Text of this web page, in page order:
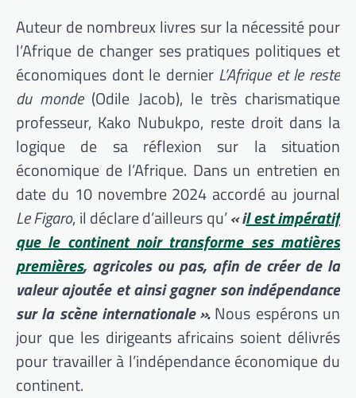
Auteur de nombreux livres sur la nécessité pour
l’Afrique de changer ses pratiques politiques et
économiques dont le dernier L’Afrique et le reste
du monde(Odile Jacob), le très charismatique
professeur, Kako Nubukpo, reste droit dans la
logique de sa réflexion sur la situation
économique de l’Afrique. Dans un entretien en
date du 10 novembre 2024 accordé au journal
Le Figaro, il déclare d’ailleurs qu’« il est impératif
que le continent noir transforme ses matières
premières, agricoles ou pas, afin de créer de la
valeur ajoutée et ainsi gagner son indépendance
sur la scène internationale ».Nous espérons un
jour que les dirigeants africains soient délivrés
pour travailler à l’indépendance économique du
continent.